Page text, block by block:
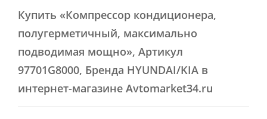
Купить «Компрессор кондиционера,
полугерметичный, максимально
подводимая мощно», Артикул
97701G8000, Бренда HYUNDAI/KIA в
интернет-магазине Avtomarket34.ru